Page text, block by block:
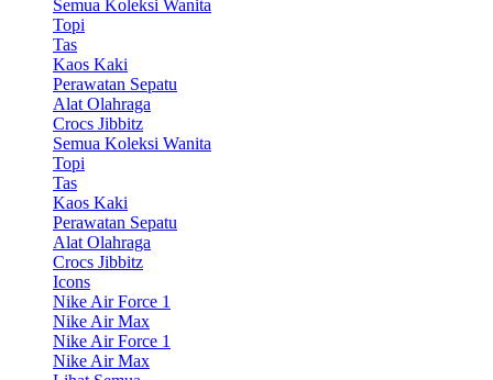
Semua Koleksi Wanita
Topi
Tas
Kaos Kaki
Perawatan Sepatu
Alat Olahraga
Crocs Jibbitz
Semua Koleksi Wanita
Topi
Tas
Kaos Kaki
Perawatan Sepatu
Alat Olahraga
Crocs Jibbitz
Icons
Nike Air Force 1
Nike Air Max
Nike Air Force 1
Nike Air Max